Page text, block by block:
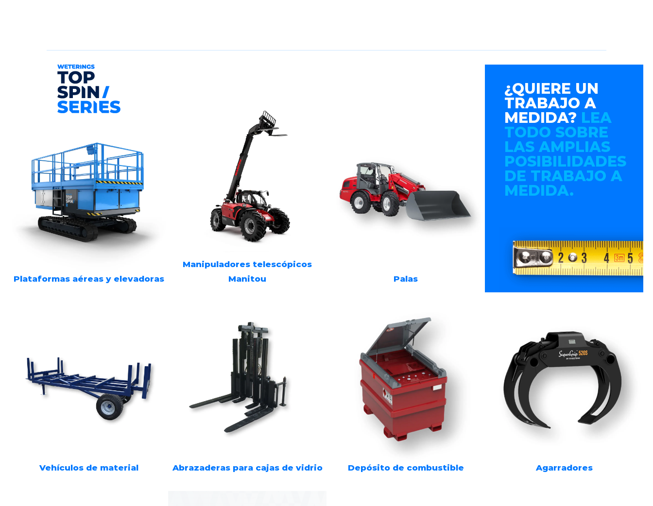
Plataformas aéreas y elevadoras
Manipuladores telescópicos
Manitou
Palas
¿QUIERE UN
TRABAJO A
MEDIDA? LEA
TODO SOBRE
LAS AMPLIAS
POSIBILIDADES
DE TRABAJO A
MEDIDA.
Vehículos de material Abrazaderas para cajas de vidrio Depósito de combustible Agarradores